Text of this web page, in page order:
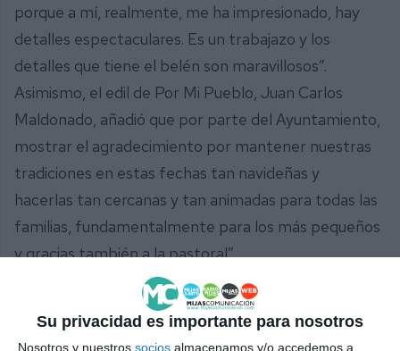
Su privacidad es importante para nosotros
Nosotros y nuestros socios almacenamos y/o accedemos a
porque a mí, realmente, me ha impresionado, hay
detalles espectaculares. Es un trabajazo y los
detalles que tiene el belén son maravillosos”.
Asimismo, el edil de Por Mi Pueblo, Juan Carlos
Maldonado, añadió que por parte del Ayuntamiento,
mostrar el agradecimiento por mantener nuestras
tradiciones en estas fechas tan navideñas y
hacerlas tan cercanas y tan animadas para todas las
familias, fundamentalmente para los más pequeños
y gracias también a la pastoral”.